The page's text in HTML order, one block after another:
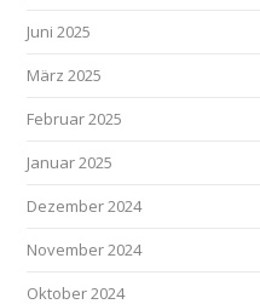
Juni 2025
März 2025
Februar 2025
Januar 2025
Dezember 2024
November 2024
Oktober 2024